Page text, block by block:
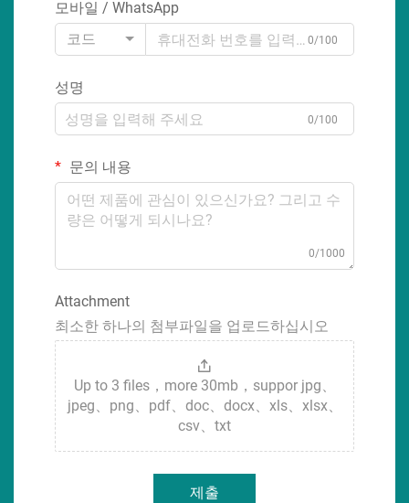
모바일 / WhatsApp
코드
0/100
성명
0/100
문의 내용
0/1000
Attachment
최소한 하나의 첨부파일을 업로드하십시오
Up to 3 files，more 30mb，suppor jpg、
jpeg、png、pdf、doc、docx、xls、xlsx、
csv、txt
제출